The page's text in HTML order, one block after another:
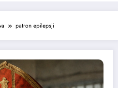
patron epilepsji